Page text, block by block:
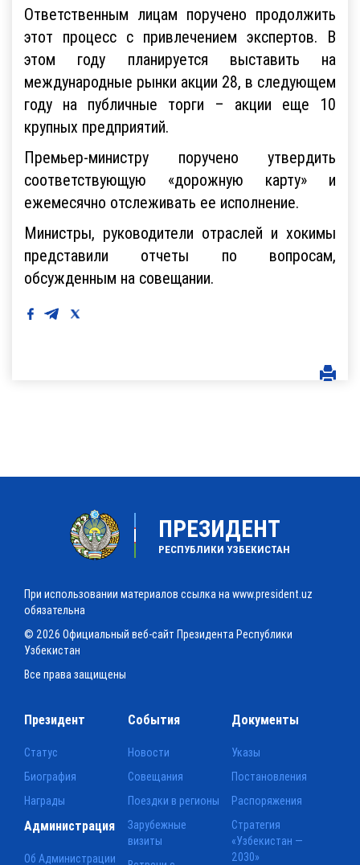
Ответственным лицам поручено продолжить
этот процесс с привлечением экспертов. В
этом году планируется выставить на
международные рынки акции 28, в следующем
году на публичные торги – акции еще 10
крупных предприятий.
Премьер-министру поручено утвердить
соответствующую «дорожную карту» и
ежемесячно отслеживать ее исполнение.
Министры, руководители отраслей и хокимы
представили отчеты по вопросам,
обсужденным на совещании.
ПРЕЗИДЕНТ
РЕСПУБЛИКИ УЗБЕКИСТАН
При использовании материалов ссылка на www.president.uz
обязательна
© 2026 Официальный веб-сайт Президента Республики
Узбекистан
Все права защищены
Президент
Статус
Биография
Награды
События
Новости
Совещания
Поездки в регионы
Зарубежные
визиты
Документы
Указы
Постановления
Распоряжения
Стратегия
«Узбекистан —
2030»
Администрация
Об Администрации